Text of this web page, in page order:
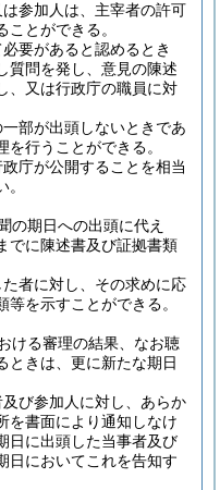
参加人は、主宰者の許可
とができる。
要があると認めるとき
質問を発し、意見の陳述
、又は行政庁の職員に対
部が出頭しないときであ
行うことができる。
庁が公開することを相当
の期日への出頭に代え
でに陳述書及び証拠書類
者に対し、その求めに応
を示すことができる。
ける審理の結果、なお聴
ときは、更に新たな期日
び参加人に対し、あらか
を書面により通知しなけ
日に出頭した当事者及び
日においてこれを告知す